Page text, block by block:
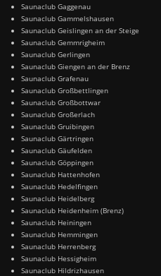
Saunaclub Gaggenau
Saunaclub Gammelshausen
Saunaclub Geislingen an der Steige
Saunaclub Gemmrigheim
Saunaclub Gerlingen
Saunaclub Giengen an der Brenz
Saunaclub Grafenau
Saunaclub Großbettlingen
Saunaclub Großbottwar
Saunaclub Großerlach
Saunaclub Gruibingen
Saunaclub Gärtringen
Saunaclub Gäufelden
Saunaclub Göppingen
Saunaclub Hattenhofen
Saunaclub Hedelfingen
Saunaclub Heidelberg
Saunaclub Heidenheim (Brenz)
Saunaclub Heiningen
Saunaclub Hemmingen
Saunaclub Herrenberg
Saunaclub Hessigheim
Saunaclub Hildrizhausen